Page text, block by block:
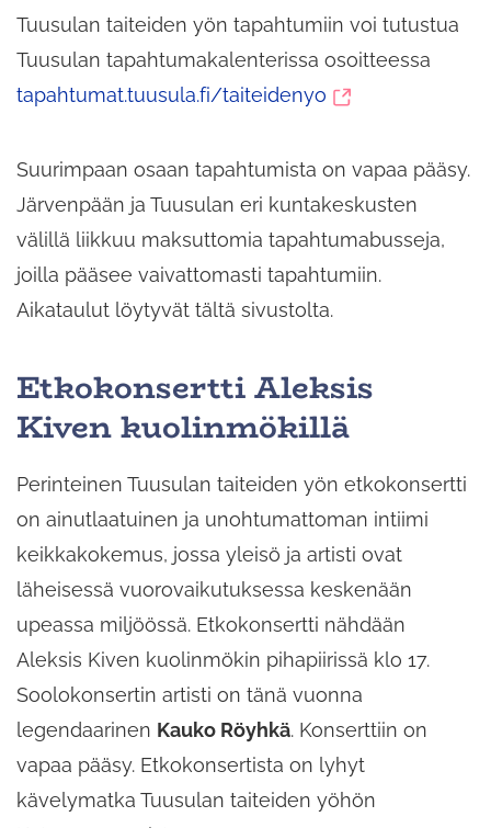
Tuusulan taiteiden yön tapahtumiin voi tutustua
Tuusulan tapahtumakalenterissa osoitteessa
tapahtumat.tuusula.fi/taiteidenyo (siirryt
palveluun)
Suurimpaan osaan tapahtumista on vapaa pääsy.
Järvenpään ja Tuusulan eri kuntakeskusten
välillä liikkuu maksuttomia tapahtumabusseja,
joilla pääsee vaivattomasti tapahtumiin.
Aikataulut löytyvät tältä sivustolta.
Etkokonsertti Aleksis
Kiven kuolinmökillä
Perinteinen Tuusulan taiteiden yön etkokonsertti
on ainutlaatuinen ja unohtumattoman intiimi
keikkakokemus, jossa yleisö ja artisti ovat
läheisessä vuorovaikutuksessa keskenään
upeassa miljöössä. Etkokonsertti nähdään
Aleksis Kiven kuolinmökin pihapiirissä klo 17.
Soolokonsertin artisti on tänä vuonna
legendaarinen Kauko Röyhkä. Konserttiin on
vapaa pääsy. Etkokonsertista on lyhyt
kävelymatka Tuusulan taiteiden yöhön